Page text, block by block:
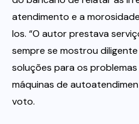
atendimento e a
los. “O autor prestava
sempre se mostrou
soluções para os
máquinas de
voto.